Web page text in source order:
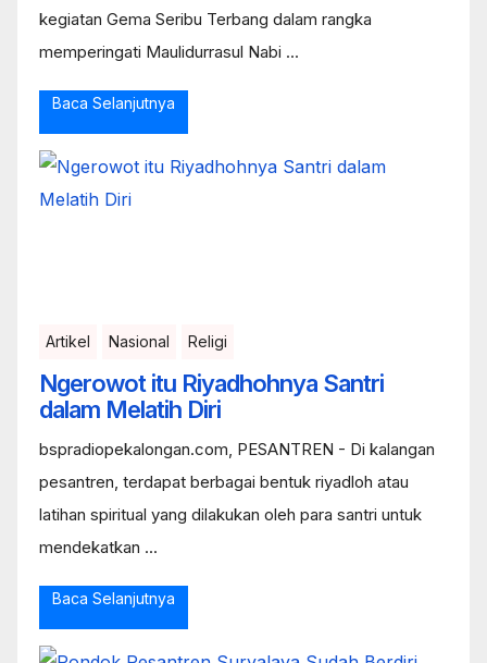
kegiatan Gema Seribu Terbang dalam rangka
memperingati Maulidurrasul Nabi ...
Baca Selanjutnya
Artikel Nasional Religi
Ngerowot itu Riyadhohnya Santri
dalam Melatih Diri
bspradiopekalongan.com, PESANTREN - Di kalangan
pesantren, terdapat berbagai bentuk riyadloh atau
latihan spiritual yang dilakukan oleh para santri untuk
mendekatkan ...
Baca Selanjutnya